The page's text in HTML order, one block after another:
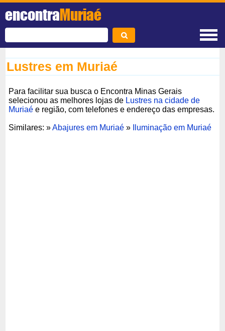
encontraMuriaé
Lustres em Muriaé
Para facilitar sua busca o Encontra Minas Gerais
selecionou as melhores lojas de Lustres na cidade de
Muriaé e região, com telefones e endereço das empresas.
Similares: »Abajures em Muriaé » Iluminação em Muriaé